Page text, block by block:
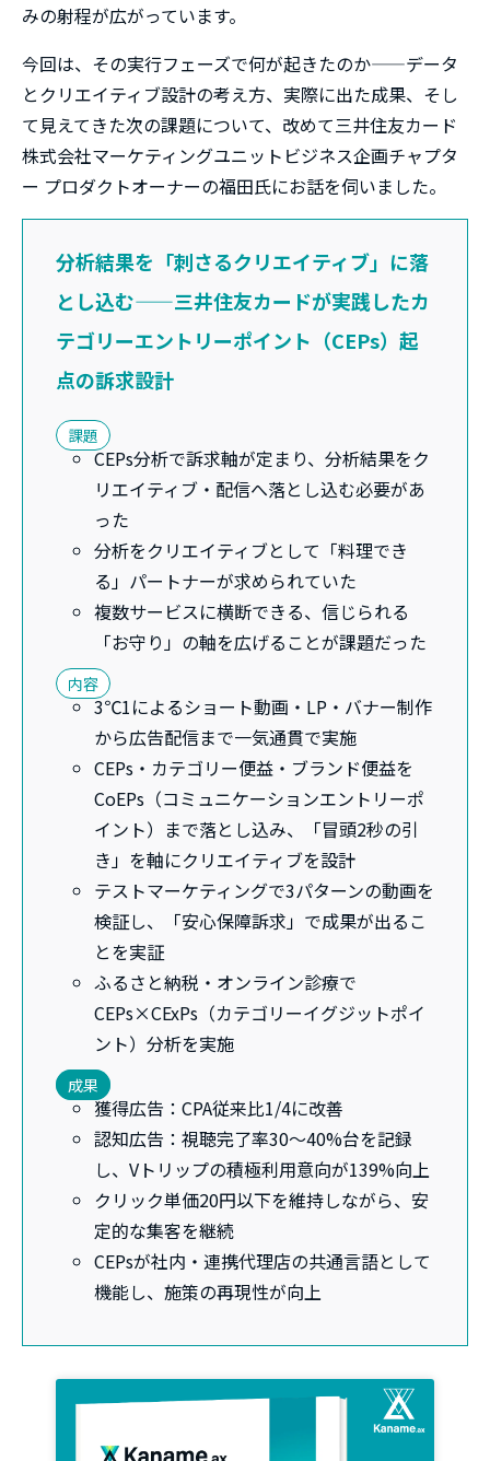
みの射程が広がっています。
今回は、その実行フェーズで何が起きたのか——データ
とクリエイティブ設計の考え方、実際に出た成果、そし
て見えてきた次の課題について、改めて三井住友カード
株式会社マーケティングユニットビジネス企画チャプタ
ー プロダクトオーナーの福田氏にお話を伺いました。
分析結果を「刺さるクリエイティブ」に落
とし込む——三井住友カードが実践したカ
テゴリーエントリーポイント（CEPs）起
点の訴求設計
課題
CEPs分析で訴求軸が定まり、分析結果をク
リエイティブ・配信へ落とし込む必要があ
った
分析をクリエイティブとして「料理でき
る」パートナーが求められていた
複数サービスに横断できる、信じられる
「お守り」の軸を広げることが課題だった
内容
3℃1によるショート動画・LP・バナー制作
から広告配信まで一気通貫で実施
CEPs・カテゴリー便益・ブランド便益を
CoEPs（コミュニケーションエントリーポ
イント）まで落とし込み、「冒頭2秒の引
き」を軸にクリエイティブを設計
テストマーケティングで3パターンの動画を
検証し、「安心保障訴求」で成果が出るこ
とを実証
ふるさと納税・オンライン診療で
CEPs×CExPs（カテゴリーイグジットポイ
ント）分析を実施
成果
獲得広告：CPA従来比1/4に改善
認知広告：視聴完了率30〜40%台を記録
し、Vトリップの積極利用意向が139%向上
クリック単価20円以下を維持しながら、安
定的な集客を継続
CEPsが社内・連携代理店の共通言語として
機能し、施策の再現性が向上